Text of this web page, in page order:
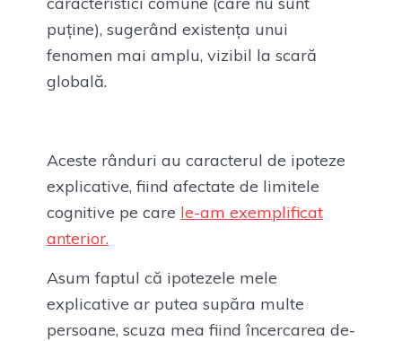
puține), sugerând existența unui
fenomen mai amplu, vizibil la scară
globală.
Aceste rânduri au caracterul de ipoteze
explicative, fiind afectate de limitele
cognitive pe care le-am exemplificat
anterior.
Asum faptul că ipotezele mele
explicative ar putea supăra multe
persoane, scuza mea fiind încercarea de-